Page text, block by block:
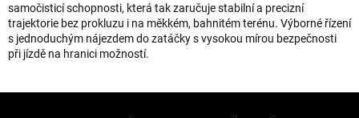
samočisticí schopnosti, která tak zaručuje stabilní a precizní
trajektorie bez prokluzu i na měkkém, bahnitém terénu. Výborné řízení
s jednoduchým nájezdem do zatáčky s vysokou mírou bezpečnosti
při jízdě na hranici možností.